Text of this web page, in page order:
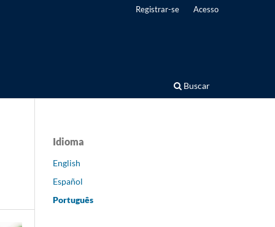
Buscar
Registrar-se Acesso
Idioma
English
Español
Português